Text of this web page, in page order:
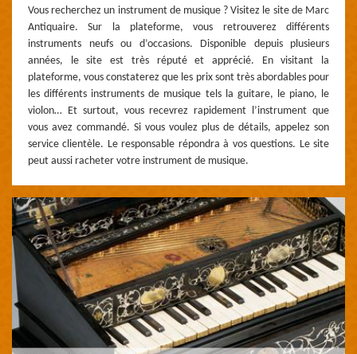
Vous recherchez un instrument de musique ? Visitez le site de Marc
Antiquaire. Sur la plateforme, vous retrouverez différents
instruments neufs ou d’occasions. Disponible depuis plusieurs
années, le site est très réputé et apprécié. En visitant la
plateforme, vous constaterez que les prix sont très abordables pour
les différents instruments de musique tels la guitare, le piano, le
violon… Et surtout, vous recevrez rapidement l’instrument que
vous avez commandé. Si vous voulez plus de détails, appelez son
service clientèle. Le responsable répondra à vos questions. Le site
peut aussi racheter votre instrument de musique.